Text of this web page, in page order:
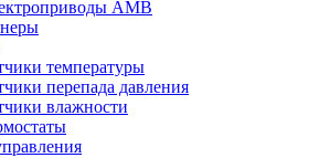
AMB
температуры
перепада давления
влажности